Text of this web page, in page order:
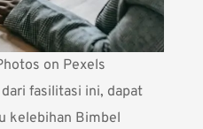
on Pexels
fasilitasi ini, dapat
kelebihan Bimbel